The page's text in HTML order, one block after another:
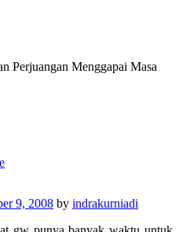
Perjuangan Menggapai Masa
9, 2008 by indrakurniadi